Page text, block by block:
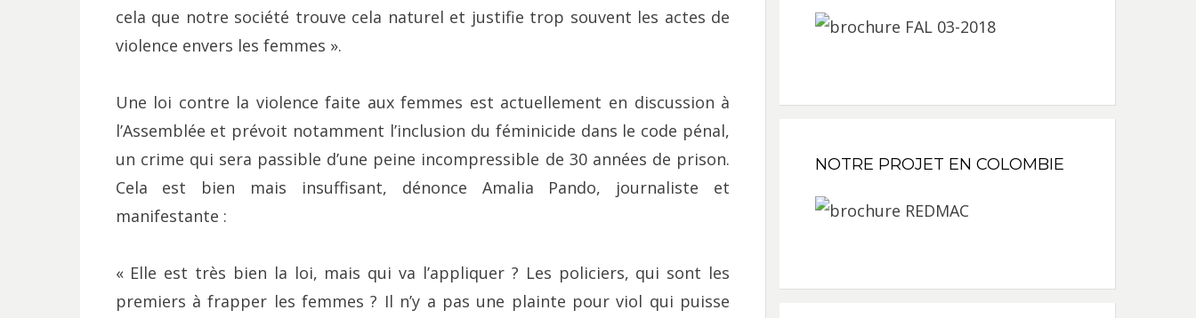
cela que notre société trouve cela naturel et justifie trop souvent les actes de
violence envers les femmes ».
Une loi contre la violence faite aux femmes est actuellement en discussion à
l’Assemblée et prévoit notamment l’inclusion du féminicide dans le code pénal,
un crime qui sera passible d’une peine incompressible de 30 années de prison.
Cela est bien mais insuffisant, dénonce Amalia Pando, journaliste et
manifestante :
« Elle est très bien la loi, mais qui va l’appliquer ? Les policiers, qui sont les
premiers à frapper les femmes ? Il n’y a pas une plainte pour viol qui puisse
NOTRE PROJET EN COLOMBIE